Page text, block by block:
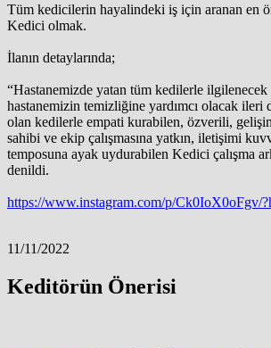
Tüm kedicilerin hayalindeki iş için aranan en
Kedici olmak.
İlanın detaylarında;
“Hastanemizde yatan tüm kedilerle ilgilenecek
hastanemizin temizliğine yardımcı olacak ileri
olan kedilerle empati kurabilen, özverili,
sahibi ve ekip çalışmasına yatkın, iletişimi
temposuna ayak uydurabilen Kedici çalışma
denildi.
https://www.instagram.com/p/Ck0IoX0oFgv/
11/11/2022
Keditörün Önerisi